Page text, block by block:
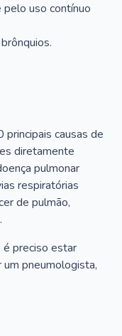
pelo uso contínuo
causas de
diretamente
pulmonar
respiratórias
de pulmão,
é preciso estar
pneumologista,